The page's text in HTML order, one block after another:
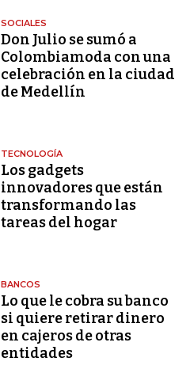
SOCIALES
Don Julio se sumó a
Colombiamoda con una
celebración en la ciudad
de Medellín
TECNOLOGÍA
Los gadgets
innovadores que están
transformando las
tareas del hogar
BANCOS
Lo que le cobra su banco
si quiere retirar dinero
en cajeros de otras
entidades